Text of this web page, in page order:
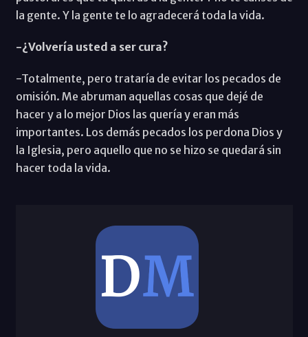
la gente. Y la gente te lo agradecerá toda la vida.
-¿Volvería usted a ser cura?
-Totalmente, pero trataría de evitar los pecados de
omisión. Me abruman aquellas cosas que dejé de
hacer y a lo mejor Dios las quería y eran más
importantes. Los demás pecados los perdona Dios y
la Iglesia, pero aquello que no se hizo se quedará sin
hacer toda la vida.